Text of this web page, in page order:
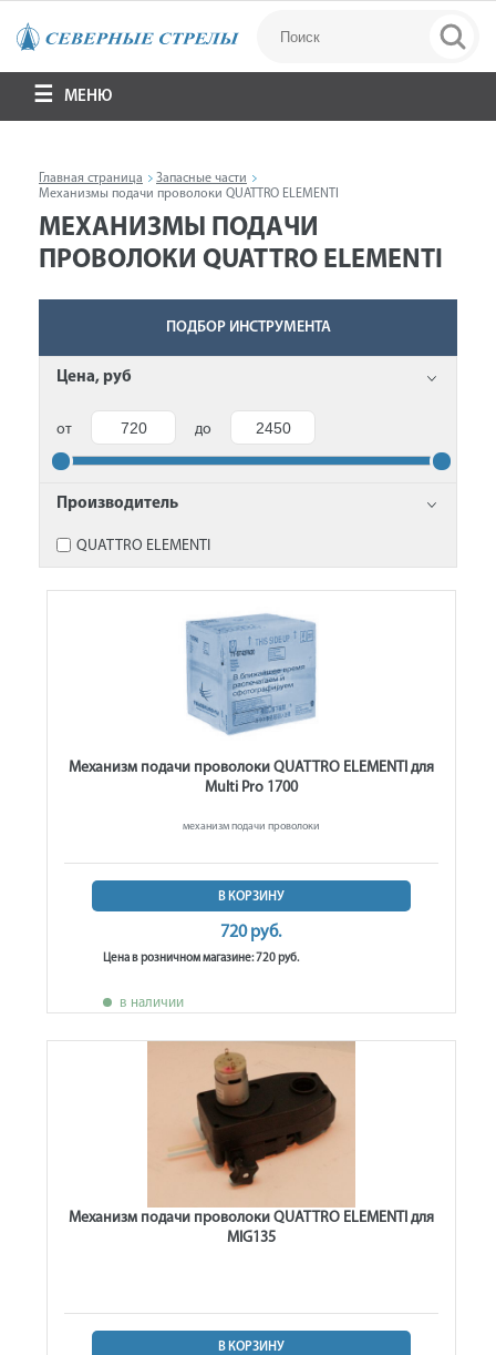
МЕНЮ
Главная страница
Запасные части
Механизмы подачи проволоки QUATTRO ELEMENTI
МЕХАНИЗМЫ ПОДАЧИ
ПРОВОЛОКИ QUATTRO ELEMENTI
ПОДБОР ИНСТРУМЕНТА
Цена, руб
от до
Производитель
QUATTRO ELEMENTI
Механизм подачи проволоки QUATTRO ELEMENTI для
Multi Pro 1700
механизм подачи проволоки
В КОРЗИНУ
720 руб.
Цена в розничном магазине: 720 руб.
в наличии
Механизм подачи проволоки QUATTRO ELEMENTI для
MIG135
В КОРЗИНУ